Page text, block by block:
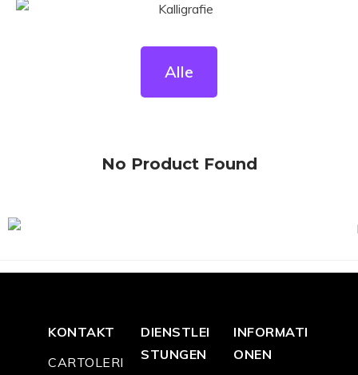
Alle
No Product Found
KONTAKT
CARTOLERI
DIENSTLEI
STUNGEN
INFORMATI
ONEN